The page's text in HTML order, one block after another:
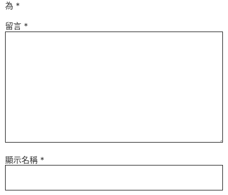
為 *
留言 *
顯示名稱 *